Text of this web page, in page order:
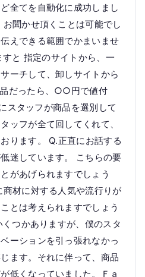
全てを自動化に成功しまし
聞かせ頂くことは可能でし
えできる範囲でかまいませ
と 指定のサイトから、一
ーチして、卸しサイトから
だったら、○○円で値付
スタッフが商品を選別して
ッフが全て回してくれて、
ります。 Q.正直にお話する
迷しています。 こちらの要
があげられますでしょう
材に対する人気や流行りが
とは考えられますでしょう
つかありますが、僕のスタ
ーションを引っ張れなかっ
ます。それに伴って、商品
低くなっていました。Ｆａ